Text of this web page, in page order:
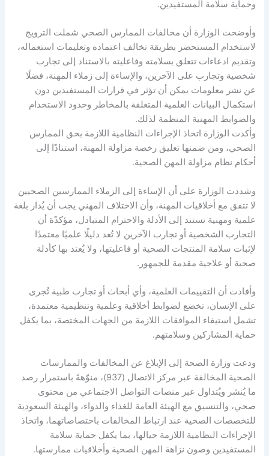
وحماية سلامة المستفيدين.
وأوضحت الوزارة أن مخالفات الممارس الصحي شملت الترويج
لاستخدام المستحضر بطريقة تخالف اعتماده وتعليمات استعماله،
وتقديم ادعاءات تتعلق بسلامته وفاعليته بالاستناد إلى تجارب
شخصية وتجارب على الآخرين، والإساءة إلى زملاء المهنة، فضلًا
عن نشر معلومات يمكن أن تؤثر في قرارات المستفيدين دون
استكمال البيانات العلمية المتعلقة بالمخاطر وحدود الاستخدام
والضوابط المهنية المنظمة لذلك.
وأكدت الوزارة اتخاذ الإجراءات النظامية اللازمة بحق الممارس
الصحي، ومن ضمنها تعليق رخصة مزاولة المهنة، استنادًا إلى
أحكام نظام مزاولة المهن الصحية.
وشددت الوزارة على أن الإساءة إلى الزملاء الممارسين الصحيين
لا تتفق مع أخلاقيات المهنة، وأن الاختلاف المهني يجب أن يُدار بلغة
علمية ومهنية تستند إلى الأدلة والاحترام المتبادل، مؤكدًة أن
التجارب الشخصية أو تجارب الآخرين لا تُعد دليلًا علميًا معتمدًا
لإثبات سلامة المنتجات الصحية أو فاعليتها، ولا يُعتد بها كأدلة
صحية أو علاجية مقدمة للجمهور.
وأفادت أن التقييمات العلمية، وأي أبحاث أو تجارب طبية تُجرى
على الإنسان، تخضع لضوابط أخلاقية وعلمية وتنظيمية معتمدة،
تشمل استيفاء الموافقات اللازمة من الجهات المختصة، بما يكفل
حماية المشاركين وسلامتهم.
ودعت وزارة الصحة إلى الإبلاغ عن المخالفات والممارسات
الصحية المخالفة عبر مركز الاتصال (937)، منوّهةً باستمرار رصد
ما يُنشر ويُتداول عبر منصات التواصل الاجتماعي من محتوى
صحي، والتنسيق مع الهيئة العامة للغذاء والدواء، والهيئة السعودية
للتخصصات الصحية عند ارتباط المخالفات باختصاصاتهما، واتخاذ
الإجراءات النظامية اللازمة حيالها، بما يكفل حماية سلامة
المستفيدين وصون نزاهة المهن الصحية وأخلاقيات ممارستها.